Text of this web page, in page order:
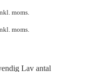
moms.
moms.
Lav antal